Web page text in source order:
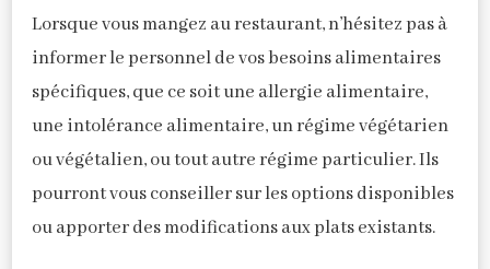
Lorsque vous mangez au restaurant, n’hésitez pas à
informer le personnel de vos besoins alimentaires
spécifiques, que ce soit une allergie alimentaire,
une intolérance alimentaire, un régime végétarien
ou végétalien, ou tout autre régime particulier. Ils
pourront vous conseiller sur les options disponibles
ou apporter des modifications aux plats existants.